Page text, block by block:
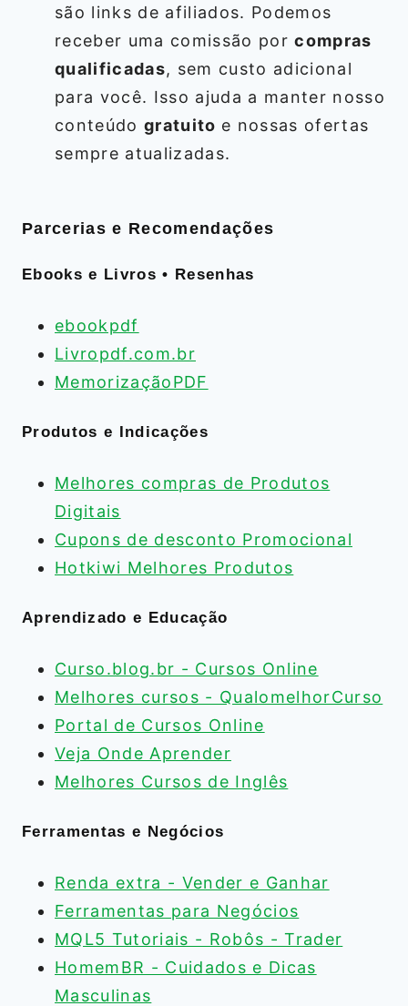
são links de afiliados. Podemos
receber uma comissão porcompras
qualificadas, sem custo adicional
para você. Isso ajuda a manter nosso
conteúdo gratuito e nossas ofertas
sempre atualizadas.
Parcerias e Recomendações
Ebooks e Livros • Resenhas
ebookpdf
Livropdf.com.br
MemorizaçãoPDF
Produtos e Indicações
Melhores compras de Produtos
Digitais
Cupons de desconto Promocional
Hotkiwi Melhores Produtos
Aprendizado e Educação
Curso.blog.br - Cursos Online
Melhores cursos - QualomelhorCurso
Portal de Cursos Online
Veja Onde Aprender
Melhores Cursos de Inglês
Ferramentas e Negócios
Renda extra - Vender e Ganhar
Ferramentas para Negócios
MQL5 Tutoriais - Robôs - Trader
HomemBR - Cuidados e Dicas
Masculinas